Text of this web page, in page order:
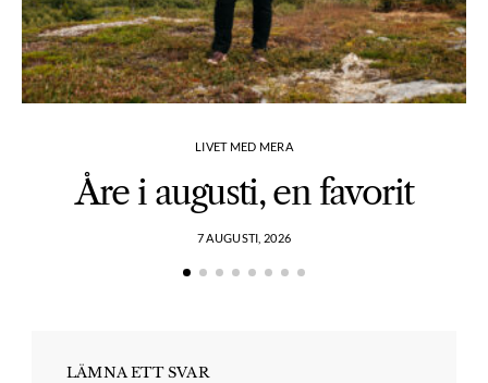
LIVET MED MERA
Åre i augusti, en favorit
7 AUGUSTI, 2026
LÄMNA ETT SVAR